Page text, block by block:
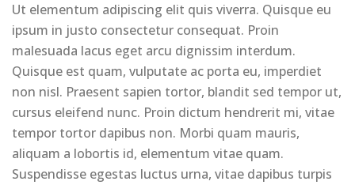
Ut elementum adipiscing elit quis viverra. Quisque eu
ipsum in justo consectetur consequat. Proin
malesuada lacus eget arcu dignissim interdum.
Quisque est quam, vulputate ac porta eu, imperdiet
non nisl. Praesent sapien tortor, blandit sed tempor ut,
cursus eleifend nunc. Proin dictum hendrerit mi, vitae
tempor tortor dapibus non. Morbi quam mauris,
aliquam a lobortis id, elementum vitae quam.
Suspendisse egestas luctus urna, vitae dapibus turpis